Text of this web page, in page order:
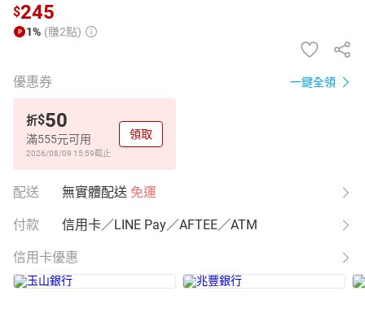
$245
1% (賺2點)
優惠券 一鍵全領
折$50
滿555元可用
2026/08/09 15:59截止
領取
配送 無實體配送 免運
付款 信用卡／LINE Pay／AFTEE／ATM
信用卡優惠